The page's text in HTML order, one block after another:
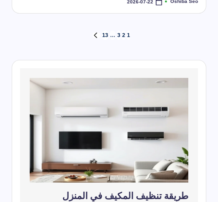
تمّ
بواسطة
Oshiba Seo
2026-07-22
صفحات
المقالات
1
2
3
…
13
طريقة تنظيف المكيف في المنزل